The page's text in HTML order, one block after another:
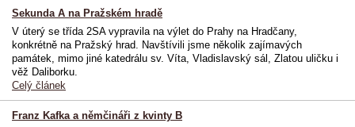
Sekunda A na Pražském hradě
V úterý se třída 2SA vypravila na výlet do Prahy na Hradčany,
konkrétně na Pražský hrad. Navštívili jsme několik zajímavých
památek, mimo jiné katedrálu sv. Víta, Vladislavský sál, Zlatou uličku i
věž Daliborku.
Celý článek
Franz Kafka a němčináři z kvinty B